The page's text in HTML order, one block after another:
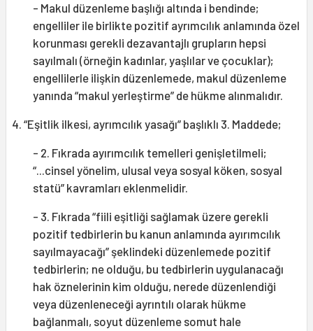
- Makul düzenleme başlığı altında i bendinde;
engelliler ile birlikte pozitif ayrımcılık anlamında özel
korunması gerekli dezavantajlı grupların hepsi
sayılmalı (örneğin kadınlar, yaşlılar ve çocuklar);
engellilerle ilişkin düzenlemede, makul düzenleme
yanında “makul yerleştirme” de hükme alınmalıdır.
4. “Eşitlik ilkesi, ayrımcılık yasağı” başlıklı 3. Maddede;
- 2. Fıkrada ayırımcılık temelleri genişletilmeli;
“...cinsel yönelim, ulusal veya sosyal köken, sosyal
statü” kavramları eklenmelidir.
- 3. Fıkrada “fiili eşitliği sağlamak üzere gerekli
pozitif tedbirlerin bu kanun anlamında ayırımcılık
sayılmayacağı” şeklindeki düzenlemede pozitif
tedbirlerin; ne olduğu, bu tedbirlerin uygulanacağı
hak öznelerinin kim olduğu, nerede düzenlendiği
veya düzenleneceği ayrıntılı olarak hükme
bağlanmalı, soyut düzenleme somut hale